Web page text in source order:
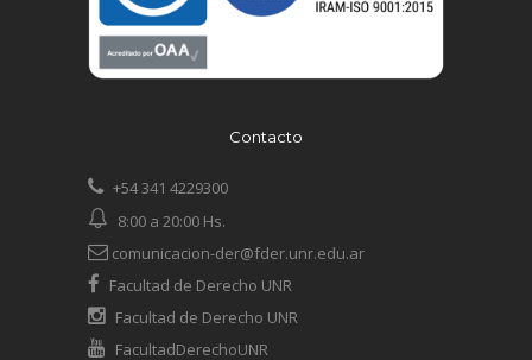
Contacto
+54 341 4229300
8:00 a 20:00 Hs.
comunicacion-der@fder.unr.edu.ar
Facultad de Derecho UNR
Facultad de Derecho UNR
FacultadDerechoUNR